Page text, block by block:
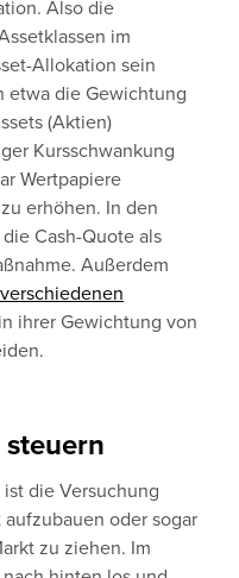
Also die
im
Allokation sein
etwa die Gewichtung
(Aktien)
Kursschwankung
Wertpapiere
erhöhen. In den
Cash-Quote als
Außerdem
ihrer Gewichtung von
die Versuchung
oder sogar
zu ziehen. Im